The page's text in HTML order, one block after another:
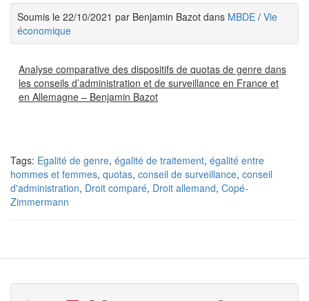
Soumis le 22/10/2021 par Benjamin Bazot dans MBDE / Vie
économique
Analyse comparative des dispositifs de quotas de genre dans
les conseils d’administration et de surveillance en France et
en Allemagne – Benjamin Bazot
Tags: Egalité de genre, égalité de traitement, égalité entre
hommes et femmes, quotas, conseil de surveillance, conseil
d'administration, Droit comparé, Droit allemand, Copé-
Zimmermann